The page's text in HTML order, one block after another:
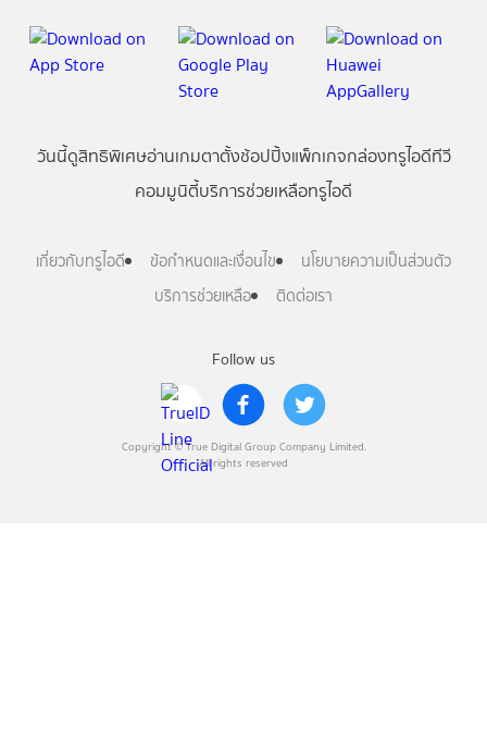
Follow us
Copyright © True Digital Group Company Limited.
All rights reserved
วันนี้ดูสิทธิพิเศษอ่านเกมตาตั้งช้อปปิ้งแพ็กเกจกล่องทรูไอดีทีวี
คอมมูนิตี้บริการช่วยเหลือทรูไอดี
เกี่ยวกับทรูไอดี ข้อกำหนดและเงื่อนไข
นโยบายความเป็นส่วนตัว
บริการช่วยเหลือ
ติดต่อเรา